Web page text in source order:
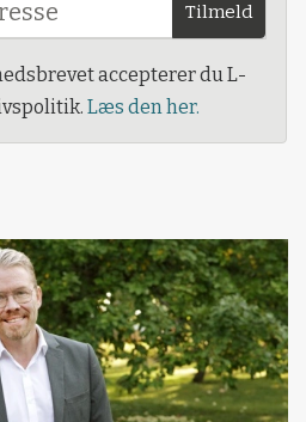
Tilmeld
accepterer du L-
Læs den her.